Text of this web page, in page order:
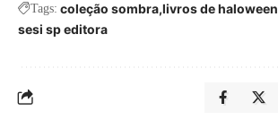
Tags: coleção sombra livros de haloween
sesi sp editora